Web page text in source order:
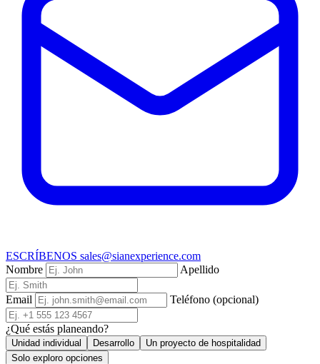
ESCRÍBENOS sales@sianexperience.com
Nombre
Apellido
Email Teléfono (opcional)
¿Qué estás planeando?
Unidad individual Desarrollo
Un proyecto de hospitalidad
Solo exploro opciones